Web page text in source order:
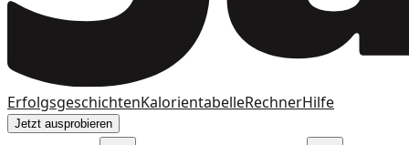
ErfolgsgeschichtenKalorientabelleRechnerHilfe
Jetzt ausprobieren